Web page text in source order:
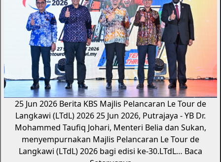
25 Jun 2026 Berita KBS Majlis Pelancaran Le Tour de
Langkawi (LTdL) 202625 Jun 2026, Putrajaya - YB Dr.
Mohammed Taufiq Johari, Menteri Belia dan Sukan,
menyempurnakan Majlis Pelancaran Le Tour de
Langkawi (LTdL) 2026 bagi edisi ke-30.LTdL… Baca